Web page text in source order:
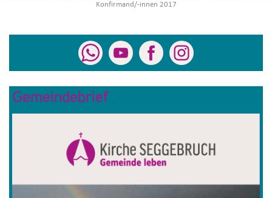
Gemeindebrief
Konfirmand/-innen 2017